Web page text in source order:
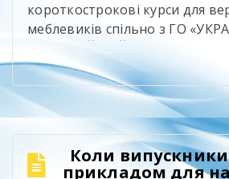
короткострокові курси для
меблевиків спільно з ГО
«Київський Стандарт». Ця
реалізувалася в межах
інклюзивності: практична
навчання на робочому місці
робочої сили України». 15
опанували програму за
Коли
прикладом для